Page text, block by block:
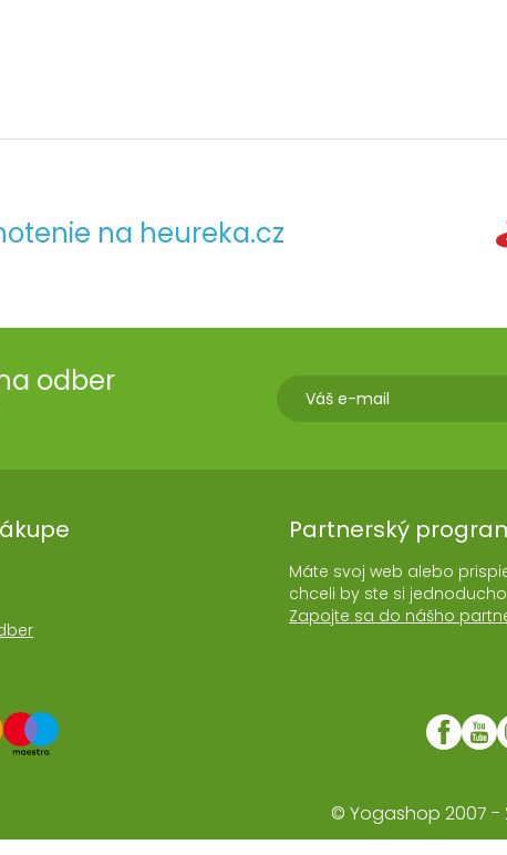
na heureka.cz
odber
Partnerský
Máte svoj web alebo
chceli by ste si
Zapojte sa do nášho
© Yogashop 2007 -